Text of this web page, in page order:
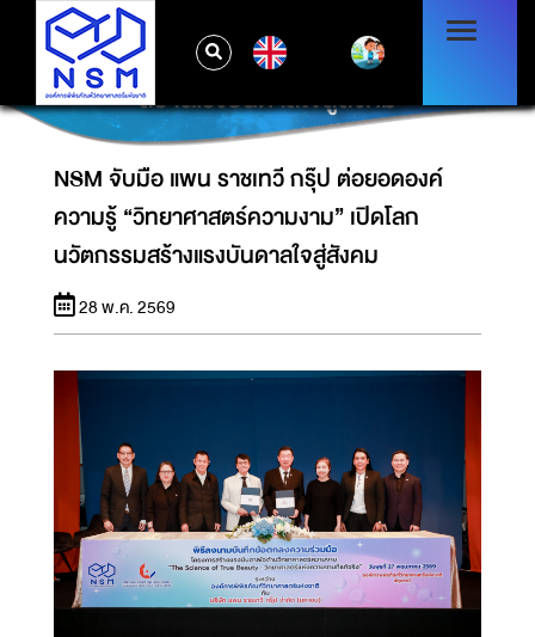
NSM จับมือ แพน ราชเทวี กรุ๊ป ต่อยอดองค์ความ
รู้ “วิทยาศาสตร์ความงาม” เปิดโลกนวัตกรรม
สร้างแรงบันดาลใจสู่สังคม
NSM จับมือ แพน ราชเทวี กรุ๊ป ต่อยอดองค์
ความรู้ “วิทยาศาสตร์ความงาม” เปิดโลก
นวัตกรรมสร้างแรงบันดาลใจสู่สังคม
28 พ.ค. 2569